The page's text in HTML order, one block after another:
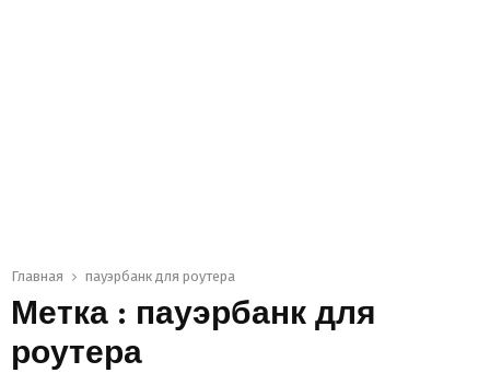
Главная пауэрбанк для роутера
Метка : пауэрбанк для
роутера